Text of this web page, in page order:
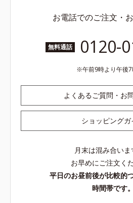
お電話でのご注文・
無料通話 0120-
午前9時より午後
よくあるご質問・お
ショッピングガ
月末は混み合い
お早めにご注文く
平日のお昼前後が比較的
時間帯です。